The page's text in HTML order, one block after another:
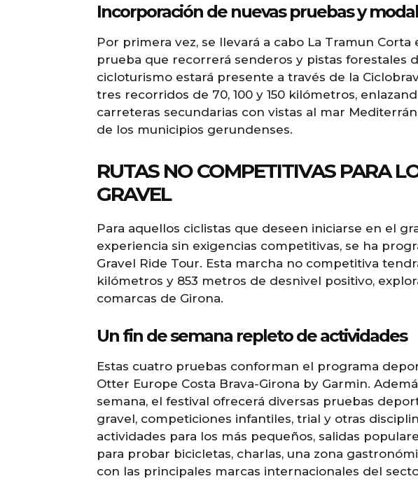
Incorporación de nuevas pruebas y
Por primera vez, se llevará a cabo La Tramun
prueba que recorrerá senderos y pistas forestales
cicloturismo estará presente a través de la
tres recorridos de 70, 100 y 150 kilómetros,
carreteras secundarias con vistas al mar
de los municipios gerundenses.
RUTAS NO COMPETITIVAS PARA
GRAVEL
Para aquellos ciclistas que deseen iniciarse en el
experiencia sin exigencias competitivas, se ha
Gravel Ride Tour. Esta marcha no competitiva
kilómetros y 853 metros de desnivel positivo,
comarcas de Girona.
Un fin de semana repleto de actividades
Estas cuatro pruebas conforman el programa
Otter Europe Costa Brava-Girona by Garmin.
semana, el festival ofrecerá diversas pruebas
gravel, competiciones infantiles, trial y otras
actividades para los más pequeños, salidas
para probar bicicletas, charlas, una zona
con las principales marcas internacionales del